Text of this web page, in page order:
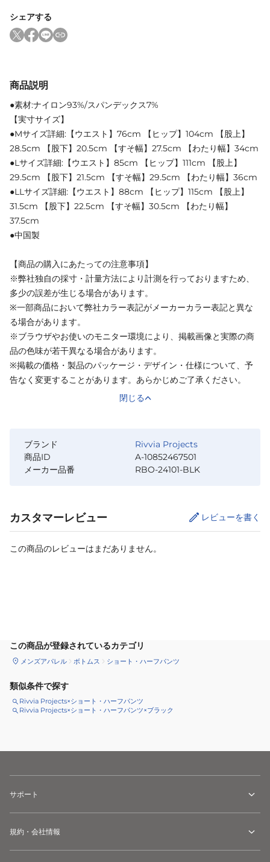
シェアする
商品説明
●素材:ナイロン93%/スパンデックス7%
【実寸サイズ】
●Mサイズ詳細:【ウエスト】76cm 【ヒップ】104cm 【股上】
28.5cm 【股下】20.5cm 【すそ幅】27.5cm 【わたり幅】34cm
●Lサイズ詳細:【ウエスト】85cm 【ヒップ】111cm 【股上】
29.5cm 【股下】21.5cm 【すそ幅】29.5cm 【わたり幅】36cm
●LLサイズ詳細:【ウエスト】88cm 【ヒップ】115cm 【股上】
31.5cm 【股下】22.5cm 【すそ幅】30.5cm 【わたり幅】
37.5cm
●中国製
【商品の購入にあたっての注意事項】
※弊社独自の採寸・計量方法により計測を行っておりますため、
多少の誤差が生じる場合があります。
※一部商品において弊社カラー表記がメーカーカラー表記と異な
る場合があります。
※ブラウザやお使いのモニター環境により、掲載画像と実際の商
品の色味が若干異なる場合があります。
※掲載の価格・製品のパッケージ・デザイン・仕様について、予
告なく変更することがあります。あらかじめご了承ください。
閉じる
ブランド
Rivvia Projects
商品ID
A-10852467501
メーカー品番
RBO-24101-BLK
カスタマーレビュー レビューを書く
この商品のレビューはまだありません。
この商品が登録されているカテゴリ
メンズアパレル ボトムス ショート・ハーフパンツ
類似条件で探す
Rivvia Projects×ショート・ハーフパンツ
Rivvia Projects×ショート・ハーフパンツ×ブラック
サポート
規約・会社情報